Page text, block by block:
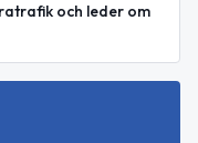
och leder om